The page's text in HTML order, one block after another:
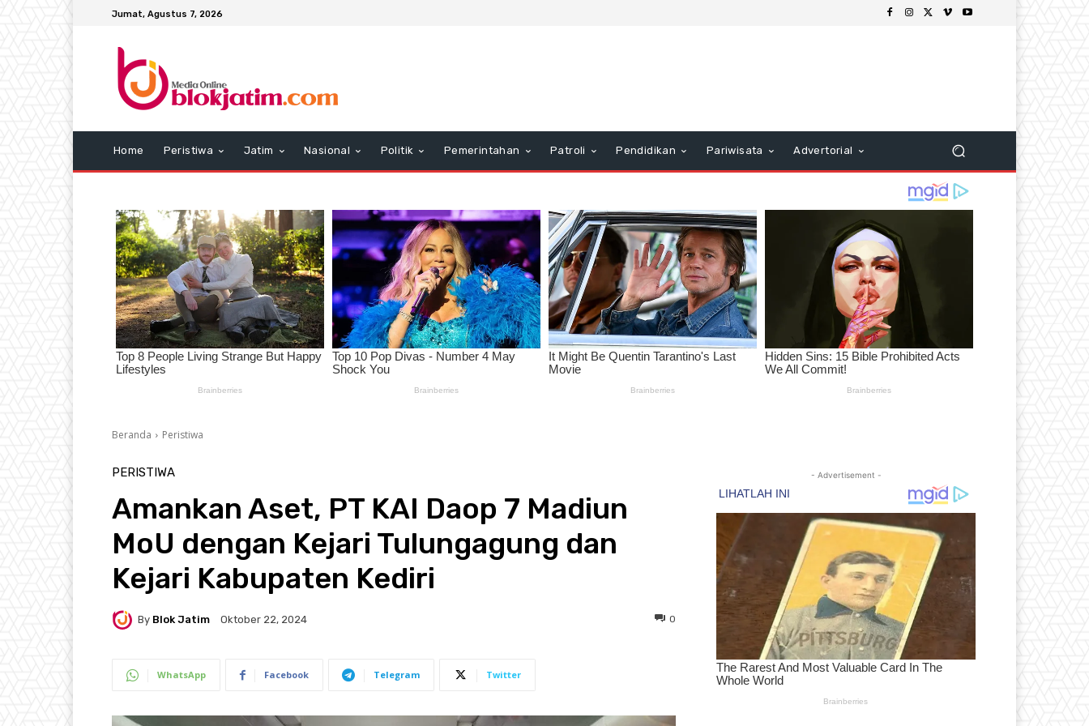
Jumat, Agustus 7, 2026
Home Peristiwa Jatim Nasional Politik Pemerintahan Patroli Pendidikan Pariwisata Advertorial
Beranda Peristiwa
PERISTIWA
Amankan Aset, PT KAI Daop 7 Madiun
MoU dengan Kejari Tulungagung dan
Kejari Kabupaten Kediri
By Blok Jatim Oktober 22, 2024 0
WhatsApp Facebook Telegram Twitter
- Advertisement -